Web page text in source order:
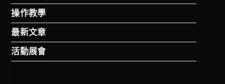
操作教學
最新文章
活動展會